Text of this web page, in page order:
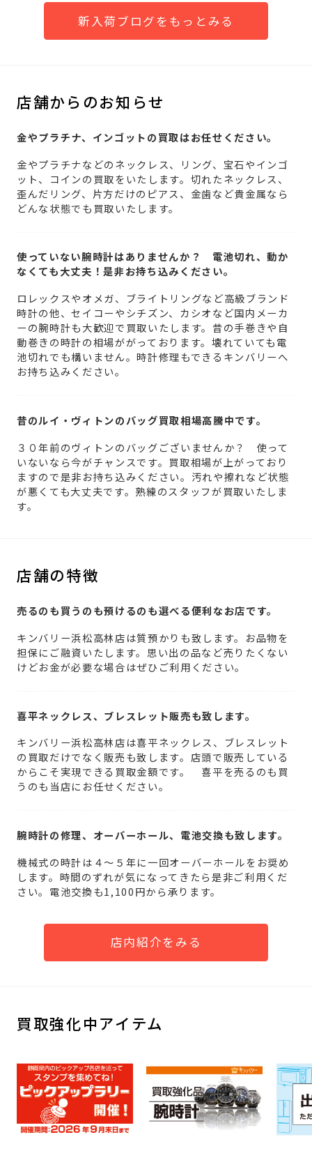
新入荷ブログをもっとみる
店舗からのお知らせ
金やプラチナ、インゴットの買取はお任せください。
金やプラチナなどのネックレス、リング、宝石やインゴ
ット、コインの買取をいたします。切れたネックレス、
歪んだリング、片方だけのピアス、金歯など貴金属なら
どんな状態でも買取いたします。
使っていない腕時計はありませんか？ 電池切れ、動か
なくても大丈夫！是非お持ち込みください。
ロレックスやオメガ、ブライトリングなど高級ブランド
時計の他、セイコーやシチズン、カシオなど国内メーカ
ーの腕時計も大歓迎で買取いたします。昔の手巻きや自
動巻きの時計の相場ががっております。壊れていても電
池切れでも構いません。時計修理もできるキンバリーへ
お持ち込みください。
昔のルイ・ヴィトンのバッグ買取相場高騰中です。
３０年前のヴィトンのバッグございませんか？ 使って
いないなら今がチャンスです。買取相場が上がっており
ますので是非お持ち込みください。汚れや擦れなど状態
が悪くても大丈夫です。熟練のスタッフが買取いたしま
す。
店舗の特徴
売るのも買うのも預けるのも選べる便利なお店です。
キンバリー浜松高林店は質預かりも致します。お品物を
担保にご融資いたします。思い出の品など売りたくない
けどお金が必要な場合はぜひご利用ください。
喜平ネックレス、ブレスレット販売も致します。
キンバリー浜松高林店は喜平ネックレス、ブレスレット
の買取だけでなく販売も致します。店頭で販売している
からこそ実現できる買取金額です。 喜平を売るのも買
うのも当店にお任せください。
腕時計の修理、オーバーホール、電池交換も致します。
機械式の時計は４～５年に一回オーバーホールをお奨め
します。時間のずれが気になってきたら是非ご利用くだ
さい。電池交換も1,100円から承ります。
店内紹介をみる
買取強化中アイテム